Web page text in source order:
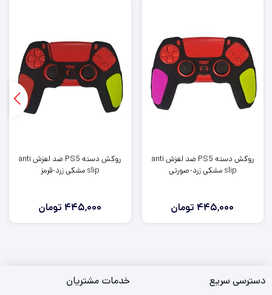
روکش دسته PS5 ضد لغزش anti
slip مشکی زرد-صورتی
445,000 تومان
روکش دسته PS5 ضد لغزش anti
slip مشکی زرد-قرمز
445,000 تومان
دسترسی سریع خدمات مشتریان